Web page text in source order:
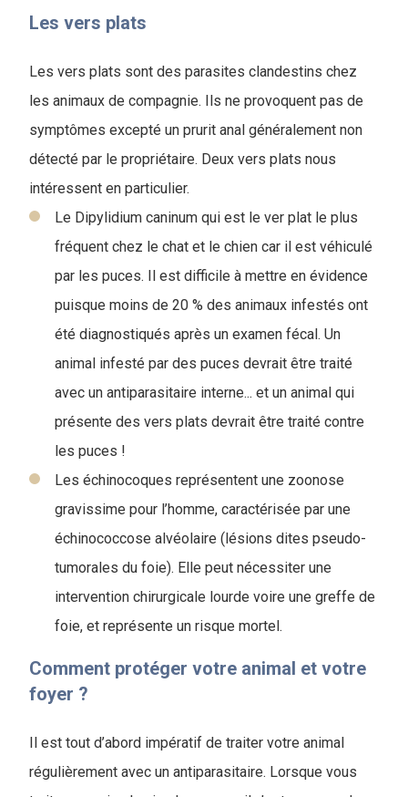
Les vers plats
Les vers plats sont des parasites clandestins chez
les animaux de compagnie. Ils ne provoquent pas de
symptômes excepté un prurit anal généralement non
détecté par le propriétaire. Deux vers plats nous
intéressent en particulier.
Le Dipylidium caninum qui est le ver plat le plus
fréquent chez le chat et le chien car il est véhiculé
par les puces. Il est difficile à mettre en évidence
puisque moins de 20 % des animaux infestés ont
été diagnostiqués après un examen fécal. Un
animal infesté par des puces devrait être traité
avec un antiparasitaire interne... et un animal qui
présente des vers plats devrait être traité contre
les puces !
Les échinocoques représentent une zoonose
gravissime pour l’homme, caractérisée par une
échinococcose alvéolaire (lésions dites pseudo-
tumorales du foie). Elle peut nécessiter une
intervention chirurgicale lourde voire une greffe de
foie, et représente un risque mortel.
Comment protéger votre animal et votre
foyer ?
Il est tout d’abord impératif de traiter votre animal
régulièrement avec un antiparasitaire. Lorsque vous